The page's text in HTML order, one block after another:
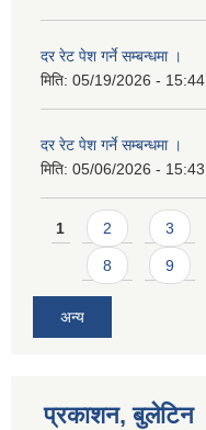
दर रेट पेश गर्ने सम्बन्धमा ।
मिति: 05/19/2026 - 15:44
दर रेट पेश गर्ने सम्बन्धमा ।
मिति: 05/06/2026 - 15:43
Pages
1 2 3
8 9
अन्य
प्रकाशन, बुलेटिन